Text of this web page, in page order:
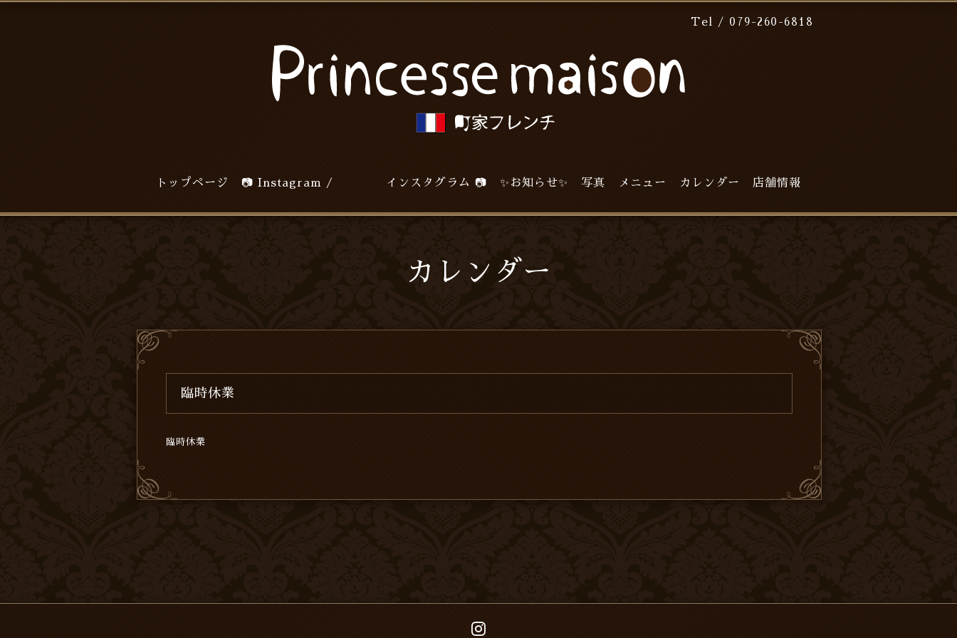
Tel / 079-260-6818
トップページ 📷 Instagram / インスタグラム 📷 ✨お知らせ✨ 写真 メニュー カレンダー 店舗情報
カレンダー
臨時休業
臨時休業